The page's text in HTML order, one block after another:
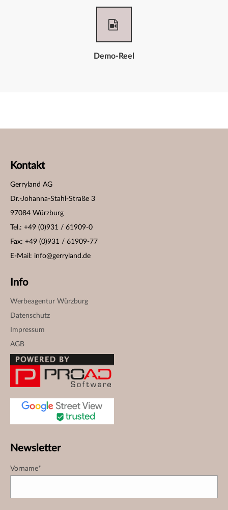
Demo-Reel
Kontakt
Gerryland AG
Dr.-Johanna-Stahl-Straße 3
97084 Würzburg
Tel.: +49 (0)931 / 61909-0
Fax: +49 (0)931 / 61909-77
E-Mail: info@gerryland.de
Info
Werbeagentur Würzburg
Datenschutz
Impressum
AGB
Newsletter
Vorname*